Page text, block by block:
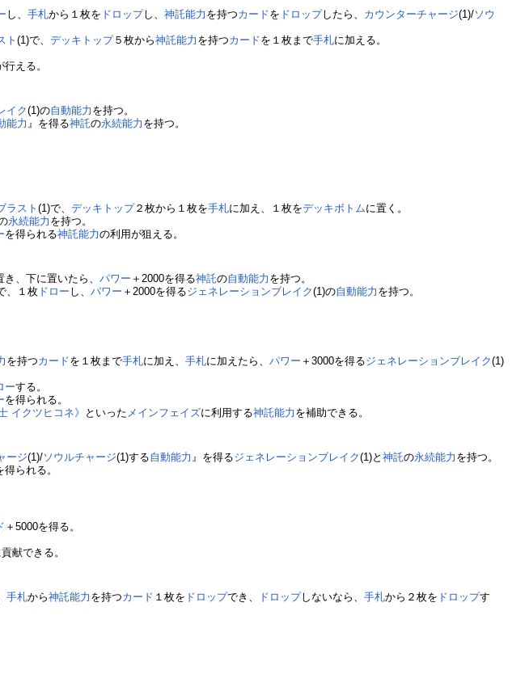
し、手札から１枚を ドロップし、神託能力 を持つカードを ドロップしたら、 カウンターチャージ(1)/ソウ
ト(1)で、デッキトップ５枚から神託能力 を持つカードを１枚まで手札に加える。
行える。
イク(1)の自動能力 を持つ。
能力 』を得る神託の永続能力 を持つ。
ラスト(1)で、デッキトップ２枚から１枚を手札に加え、１枚をデッキボトムに置く。
永続能力 を持つ。
を得られる神託能力の利用が狙える。
き、下に置いたら、パワー ＋2000を得る神託の自動能力 を持つ。
、１枚 ドロー し、パワー ＋2000を得るジェネレーションブレイク(1)の自動能力 を持つ。
を持つカードを１枚まで手札に加え、手札に加えたら、パワー ＋3000を得るジェネレーションブレイク(1)
ーする。
を得られる。
イクツヒコネ》 といった メインフェイズに利用する神託能力 を補助できる。
ージ(1)/ソウルチャージ(1)する自動能力 』を得るジェネレーションブレイク(1)と神託の永続能力 を持つ。
得られる。
＋5000を得る。
献できる。
手札から神託能力 を持つカード １枚を ドロップでき、 ドロップしないなら、手札から２枚を ドロップす